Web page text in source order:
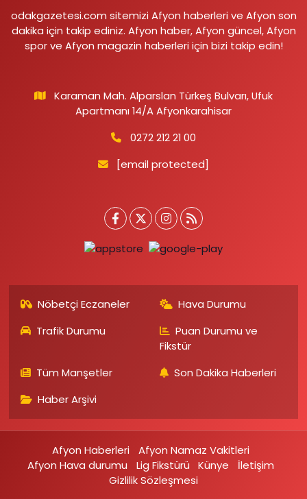
odakgazetesi.com sitemizi Afyon haberleri ve Afyon son
dakika için takip ediniz. Afyon haber, Afyon güncel, Afyon
spor ve Afyon magazin haberleri için bizi takip edin!
Karaman Mah. Alparslan Türkeş Bulvarı, Ufuk
Apartmanı 14/A Afyonkarahisar
0272 212 21 00
[email protected]
Nöbetçi Eczaneler
Hava Durumu
Trafik Durumu
Puan Durumu ve
Fikstür
Tüm Manşetler
Son Dakika Haberleri
Haber Arşivi
Afyon Haberleri
Afyon Namaz Vakitleri
Afyon Hava durumu
Lig Fikstürü Künye
İletişim
Gizlilik Sözleşmesi